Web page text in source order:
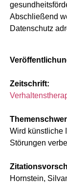
Abschließend
Datenschutz
Zeitschrift:
Wird künstliche
Störungen
Hornstein,